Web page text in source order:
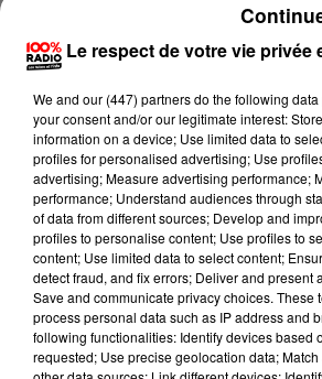
Lecture (1 min 8 sec)
100%
Le respect de votre vie privée
We and our (447) partnersdo the following
your consent and/or our legitimate interest:
information on a device; Use limited data to
profiles for personalised advertising; Use
advertising; Measure advertising performance;
performance; Understand audiences through
of data from different sources; Develop and
profiles to personalise content; Use profiles to
content; Use limited data to select content;
detect fraud, and fix errors; Deliver and present
Save and communicate privacy choices. These
process personal data such as IP address and
following functionalities: Identify devices based
requested; Use precise geolocation data;